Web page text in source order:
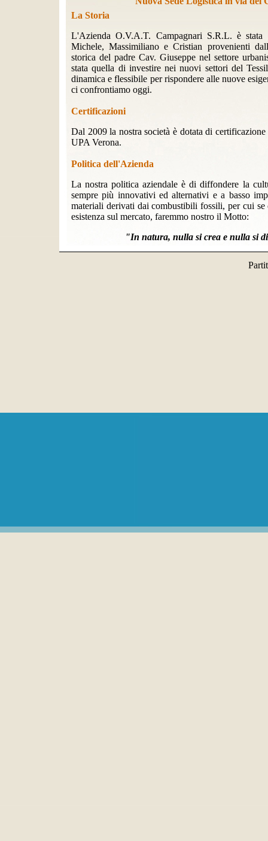
La Storia
L'Azienda O.V.A.T. Campagnari S.R.L. è
Michele, Massimiliano e Cristian provenienti
storica del padre Cav. Giuseppe nel settore
stata quella di investire nei nuovi settori del
dinamica e flessibile per rispondere alle nuove
ci confrontiamo oggi.
Certificazioni
Dal 2009 la nostra società è dotata di
UPA Verona.
Politica dell'Azienda
La nostra politica aziendale è di diffondere la
sempre più innovativi ed alternativi e a basso
materiali derivati dai combustibili fossili, per cui
esistenza sul mercato, faremmo nostro il Motto:
"In natura, nulla si crea e nulla si